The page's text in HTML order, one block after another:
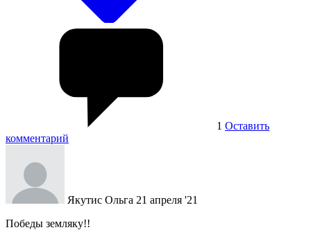
1 Оставить
комментарий
Якутис Ольга 21 апреля '21
Победы земляку!!